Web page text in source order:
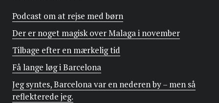
Podcast om at rejse med børn
Der er noget magisk over Malaga i november
Tilbage efter en mærkelig tid
Få lange løg i Barcelona
Jeg syntes, Barcelona var en nederen by – men så
reflekterede jeg.